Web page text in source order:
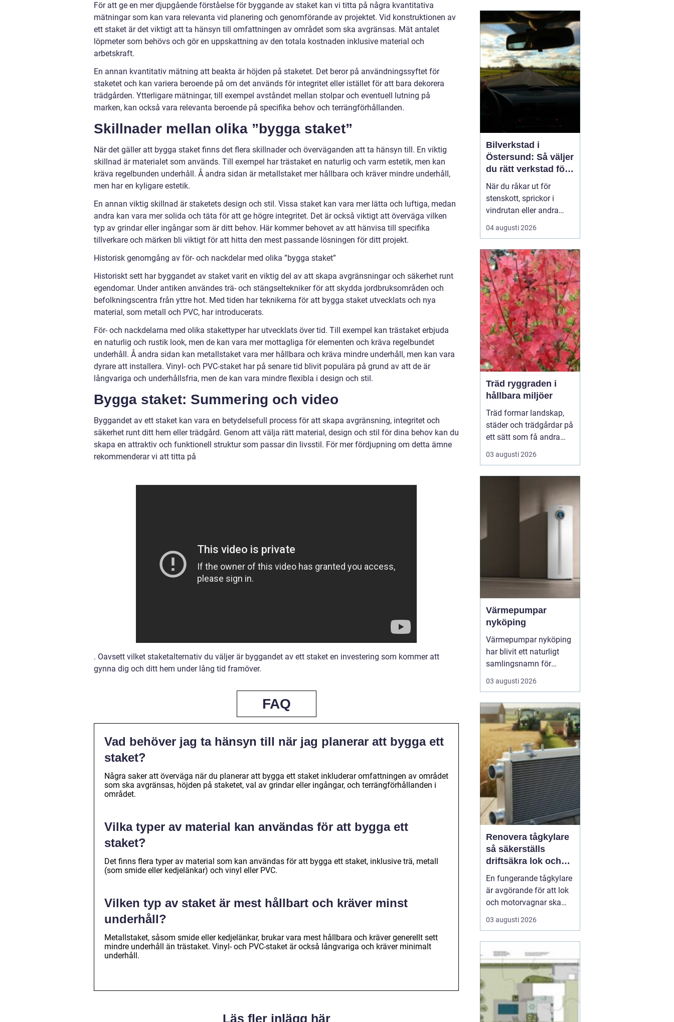
För att ge en mer djupgående förståelse för byggande av staket kan vi titta på några kvantitativa
mätningar som kan vara relevanta vid planering och genomförande av projektet. Vid konstruktionen av
ett staket är det viktigt att ta hänsyn till omfattningen av området som ska avgränsas. Mät antalet
löpmeter som behövs och gör en uppskattning av den totala kostnaden inklusive material och
arbetskraft.
En annan kvantitativ mätning att beakta är höjden på staketet. Det beror på användningssyftet för
staketet och kan variera beroende på om det används för integritet eller istället för att bara dekorera
trädgården. Ytterligare mätningar, till exempel avståndet mellan stolpar och eventuell lutning på
marken, kan också vara relevanta beroende på specifika behov och terrängförhållanden.
Skillnader mellan olika ”bygga staket”
När det gäller att bygga staket finns det flera skillnader och överväganden att ta hänsyn till. En viktig
skillnad är materialet som används. Till exempel har trästaket en naturlig och varm estetik, men kan
kräva regelbunden underhåll. Å andra sidan är metallstaket mer hållbara och kräver mindre underhåll,
men har en kyligare estetik.
En annan viktig skillnad är staketets design och stil. Vissa staket kan vara mer lätta och luftiga, medan
andra kan vara mer solida och täta för att ge högre integritet. Det är också viktigt att överväga vilken
typ av grindar eller ingångar som är ditt behov. Här kommer behovet av att hänvisa till specifika
tillverkare och märken bli viktigt för att hitta den mest passande lösningen för ditt projekt.
Historisk genomgång av för- och nackdelar med olika ”bygga staket”
Historiskt sett har byggandet av staket varit en viktig del av att skapa avgränsningar och säkerhet runt
egendomar. Under antiken användes trä- och stängseltekniker för att skydda jordbruksområden och
befolkningscentra från yttre hot. Med tiden har teknikerna för att bygga staket utvecklats och nya
material, som metall och PVC, har introducerats.
För- och nackdelarna med olika stakettyper har utvecklats över tid. Till exempel kan trästaket erbjuda
en naturlig och rustik look, men de kan vara mer mottagliga för elementen och kräva regelbundet
underhåll. Å andra sidan kan metallstaket vara mer hållbara och kräva mindre underhåll, men kan vara
dyrare att installera. Vinyl- och PVC-staket har på senare tid blivit populära på grund av att de är
långvariga och underhållsfria, men de kan vara mindre flexibla i design och stil.
Bygga staket: Summering och video
Byggandet av ett staket kan vara en betydelsefull process för att skapa avgränsning, integritet och
säkerhet runt ditt hem eller trädgård. Genom att välja rätt material, design och stil för dina behov kan du
skapa en attraktiv och funktionell struktur som passar din livsstil. För mer fördjupning om detta ämne
rekommenderar vi att titta på
. Oavsett vilket staketalternativ du väljer är byggandet av ett staket en investering som kommer att
gynna dig och ditt hem under lång tid framöver.
FAQ
Vad behöver jag ta hänsyn till när jag planerar att bygga ett
staket?
Några saker att överväga när du planerar att bygga ett staket inkluderar omfattningen av området
som ska avgränsas, höjden på staketet, val av grindar eller ingångar, och terrängförhållanden i
området.
Vilka typer av material kan användas för att bygga ett
staket?
Det finns flera typer av material som kan användas för att bygga ett staket, inklusive trä, metall
(som smide eller kedjelänkar) och vinyl eller PVC.
Vilken typ av staket är mest hållbart och kräver minst
underhåll?
Metallstaket, såsom smide eller kedjelänkar, brukar vara mest hållbara och kräver generellt sett
mindre underhåll än trästaket. Vinyl- och PVC-staket är också långvariga och kräver minimalt
underhåll.
Läs fler inlägg här
behöver säkra lyft och
flexibla transporter i
södra Sverige. När tunga
material ska bå...
Bilverkstad i
Östersund: Så väljer
du rätt verkstad för
glasskador
När du råkar ut för
stenskott, sprickor i
vindrutan eller andra
glasskador i Jämtland är
det viktigt att snabbt
vägförhållanden med
grus och kyla gör att
mindre bekymme...
04 augusti 2026
Träd ryggraden i
hållbara miljöer
Träd formar landskap,
städer och trädgårdar på
ett sätt som få andra
växter gör. De skapar
rum, ger skugga, dämpar
Samtidigt bär de våra
blomning, fruktsättning,
03 augusti 2026
Värmepumpar
nyköping
Värmepumpar nyköping
har blivit ett naturligt
samlingsnamn för
husägare som vill
kombinera lägre
högre komfort och lägre
klimatpåverkan. Många
villor i området har äldre
elpannor, olja eller
direktverkande el, och
många ser hur en...
03 augusti 2026
Renovera tågkylare
så säkerställs
driftsäkra lok och
tågsystem
En fungerande tågkylare
är avgörande för att lok
och motorvagnar ska
kunna leverera pålitlig
drift dag efter dag. När
riskerar man inte bara
kostsamma stillestånd,
utan också skador på
motor, transmission och
andra kritiska kompon...
03 augusti 2026